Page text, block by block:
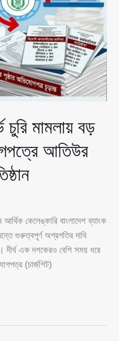
চুরি মামলায় বড়
আতিউর
কেলেঙ্কারি বাংলাদেশ ব্যাংক
গুরুত্বপূর্ণ অগ্রগতির দাবি
এক দশকেরও বেশি সময় ধরে
(চার্জশিট)